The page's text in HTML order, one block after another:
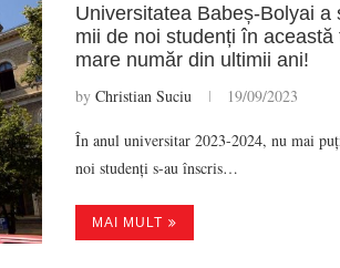
Universitatea Babeș-Bolyai a
mii de noi studenți în această
mare număr din ultimii ani!
by Christian Suciu 19/09/2023
În anul universitar 2023-2024, nu mai
noi studenți s-au înscris…
MAI MULT